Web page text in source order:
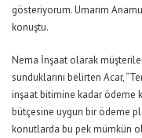
gösteriyorum. Umarım
konuştu.
Nema İnşaat olarak
sunduklarını belirten Acar,
inşaat bitimine kadar ödeme
bütçesine uygun bir ödeme
konutlarda bu pek mümkün